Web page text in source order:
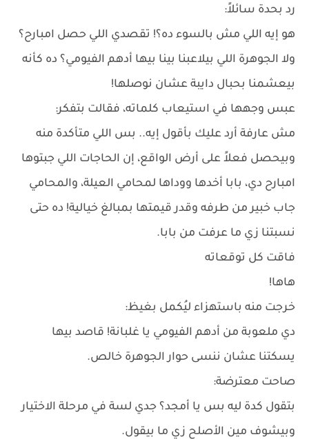
رد بحدة سائلاً:
هو إيه اللي مش بالسوء ده؟! تقصدي اللي حصل امبارح؟
ولا الجوهرة اللي بيلاعبنا بينا بيها أدهم الفيومي؟ ده كأنه
بيعشمنا بحبال دايبة عشان نوصلها!
عبس وجهها في استيعاب كلماته، فقالت بتفكر:
مش عارفة أرد عليك بأقول إيه.. بس اللي متأكدة منه
وبيحصل فعلاً على أرض الواقع، إن الحاجات اللي جبتوها
امبارح دي، بابا أخدها ووداها لمحامي العيلة، والمحامي
جاب خبير من طرفه وقدر قيمتها بمبالغ خيالية! ده حتى
نسبتنا زي ما عرفت من بابا.
فاقت كل توقعاته
هاها!
خرجت منه باستهزاء ليُكمل بغيظ:
دي ملعوبة من أدهم الفيومي يا غلبانة! قاصد بيها
يسكتنا عشان ننسى حوار الجوهرة خالص.
صاحت معترضة:
بتقول كدة ليه بس يا أمجد؟ جدي لسة في مرحلة الاختيار
وبيشوف مين الأصلح زي ما بيقول.